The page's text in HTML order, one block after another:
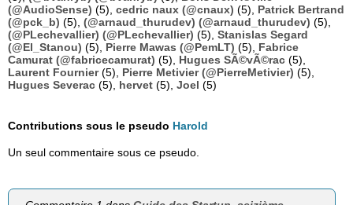
(@AudioSense) (5), cedric naux (@cnaux) (5), Patrick Bertrand
(@pck_b) (5), (@arnaud_thurudev) (@arnaud_thurudev) (5),
(@PLechevallier) (@PLechevallier) (5), Stanislas Segard
(@El_Stanou) (5), Pierre Mawas (@PemLT) (5), Fabrice
Camurat (@fabricecamurat) (5), Hugues SÃ©vÃ©rac (5),
Laurent Fournier(5), Pierre Metivier (@PierreMetivier) (5),
Hugues Severac (5), hervet (5), Joel (5)
Contributions sous le pseudo Harold
Un seul commentaire sous ce pseudo.